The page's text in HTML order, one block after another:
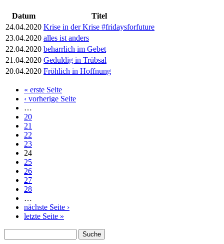
Datum
Titel
24.04.2020 Krise in der Krise #fridaysforfuture
23.04.2020 alles ist anders
22.04.2020 beharrlich im Gebet
21.04.2020 Geduldig in Trübsal
20.04.2020 Fröhlich in Hoffnung
Seiten« erste Seite
‹ vorherige Seite
…
20
21
22
23
24
25
26
27
28
…
nächste Seite ›
letzte Seite »